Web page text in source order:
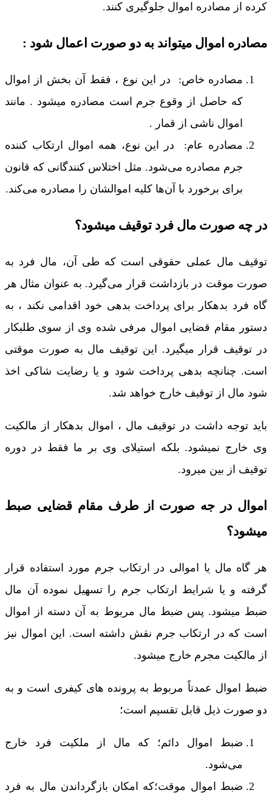
کرده از مصادره اموال جلوگیری کنند.
مصادره اموال میتواند به دو صورت اعمال شود :
مصادره خاص: در این نوع ، فقط آن بخش از اموال
که حاصل از وقوع جرم است مصادره میشود . مانند
اموال ناشی از قمار .
مصادره عام: در این نوع، همه اموال ارتکاب کننده
جرم مصادره می‌شود. مثل اختلاس کنندگانی که قانون
برای برخورد با آن‌ها کلیه اموالشان را مصادره می‌کند.
در چه صورت مال فرد توقیف میشود؟
توقیف مال عملی حقوقی است که طی آن، مال فرد به
صورت موقت در بازداشت قرار می‌گیرد. به عنوان مثال هر
گاه فرد بدهکار برای پرداخت بدهی خود اقدامی نکند ، به
دستور مقام قضایی اموال مرفی شده وی از سوی طلبکار
در توقیف قرار میگیرد. این توقیف مال به صورت موقتی
است. چنانچه بدهی پرداخت شود و یا رضایت شاکی اخذ
شود مال از توقیف خارج خواهد شد.
باید توجه داشت در توقیف مال ، اموال بدهکار از مالکیت
وی خارج نمیشود. بلکه استیلای وی بر ما فقط در دوره
توقیف از بین میرود.
اموال در جه صورت از طرف مقام قضایی صبط
میشود؟
هر گاه مال یا اموالی در ارتکاب جرم مورد استفاده قرار
گرفته و یا شرایط ارتکاب جرم را تسهیل نموده آن مال
ضبط میشود. پس ضبط مال مربوط به آن دسته از اموال
است که در ارتکاب جرم نقش داشته است. این اموال نیز
از مالکیت مجرم خارج میشود.
ضبط اموال عمدتاً مربوط به پرونده های کیفری است و به
دو صورت ذیل قابل تقسیم است؛
ضبط اموال دائم؛ که مال از ملکیت فرد خارج
می‌شود.
ضبط اموال موقت؛که امکان بازگرداندن مال به فرد